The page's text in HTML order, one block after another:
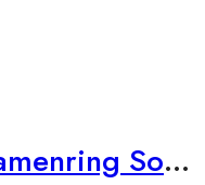
585er Weissgold Damenring Solitair mit Zirkonia Gr. 54 Illusion 4er Krappe